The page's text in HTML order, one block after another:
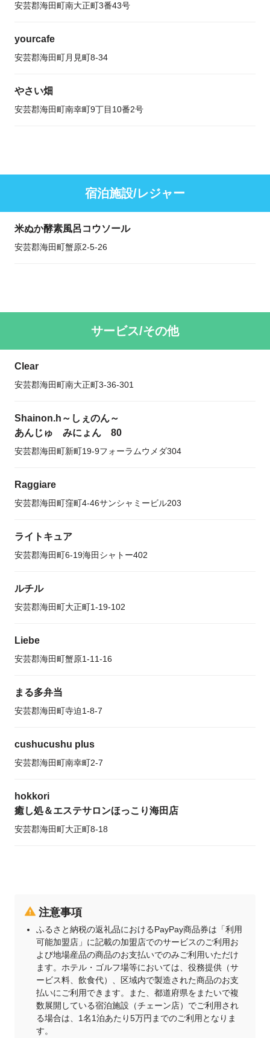
安芸郡海田町南大正町3番43号
yourcafe
安芸郡海田町月見町8-34
やさい畑
安芸郡海田町南幸町9丁目10番2号
宿泊施設/レジャー
米ぬか酵素風呂コウソール
安芸郡海田町蟹原2-5-26
サービス/その他
Clear
安芸郡海田町南大正町3‐36‐301
Shainon.h～しぇのん～
あんじゅ みにょん 80
安芸郡海田町新町19-9フォーラムウメダ304
Raggiare
安芸郡海田町窪町4-46サンシャミービル203
ライトキュア
安芸郡海田町6-19海田シャトー402
ルチル
安芸郡海田町大正町1-19-102
Liebe
安芸郡海田町蟹原1-11-16
まる多弁当
安芸郡海田町寺迫1-8-7
cushucushu plus
安芸郡海田町南幸町2-7
hokkori
癒し処＆エステサロンほっこり海田店
安芸郡海田町大正町8-18
注意事項
ふるさと納税の返礼品におけるPayPay商品券は「利用
可能加盟店」に記載の加盟店でのサービスのご利用お
よび地場産品の商品のお支払いでのみご利用いただけ
ます。ホテル・ゴルフ場等においては、役務提供（サ
ービス料、飲食代）、区域内で製造された商品のお支
払いにご利用できます。また、都道府県をまたいで複
数展開している宿泊施設（チェーン店）でご利用され
る場合は、1名1泊あたり5万円までのご利用となりま
す。